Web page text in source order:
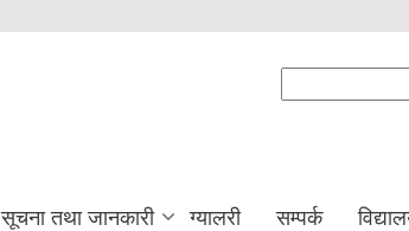
सूचना तथा जानकारी ग्यालरी सम्पर्क